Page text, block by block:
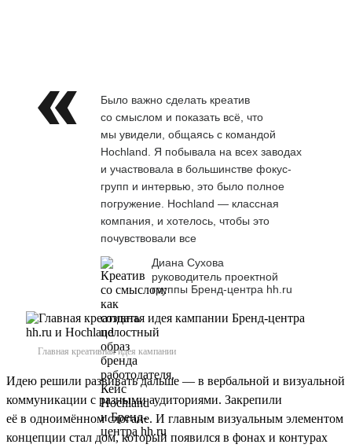
Было важно сделать креатив
со смыслом и показать всё, что
мы увидели, общаясь с командой
Hochland. Я побывала на всех заводах
и участвовала в большинстве фокус-
групп и интервью, это было полное
погружение. Hochland — классная
компания, и хотелось, чтобы это
почувствовали все
Диана Сухова
руководитель проектной
группы Бренд-центра hh.ru
Главная креативная идея кампании
Идею решили развивать дальше — в вербальной и визуальной
коммуникации с разными аудиториями. Закрепили
её в одноимённом слогане. И главным визуальным элементом
концепции стал дом, который появился в фонах и контурах